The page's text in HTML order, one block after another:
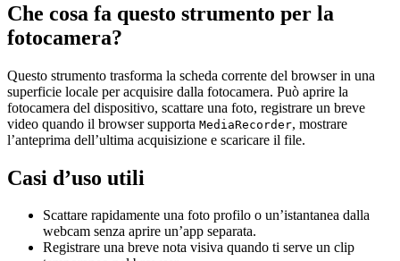
Che cosa fa questo strumento per la
fotocamera?
Questo strumento trasforma la scheda corrente del browser in una
superficie locale per acquisire dalla fotocamera. Può aprire la
fotocamera del dispositivo, scattare una foto, registrare un breve
video quando il browser supporta MediaRecorder, mostrare
l’anteprima dell’ultima acquisizione e scaricare il file.
Casi d’uso utili
Scattare rapidamente una foto profilo o un’istantanea dalla
webcam senza aprire un’app separata.
Registrare una breve nota visiva quando ti serve un clip